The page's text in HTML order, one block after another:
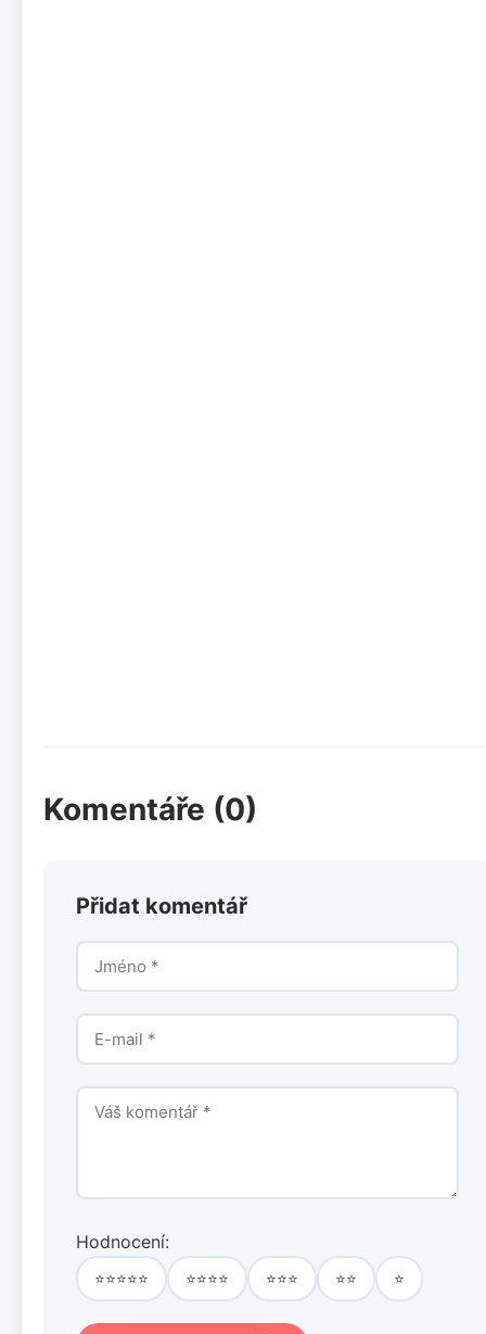
Komentáře (0)
Přidat komentář
Hodnocení:
⭐⭐⭐⭐⭐ ⭐⭐⭐⭐ ⭐⭐⭐ ⭐⭐ ⭐